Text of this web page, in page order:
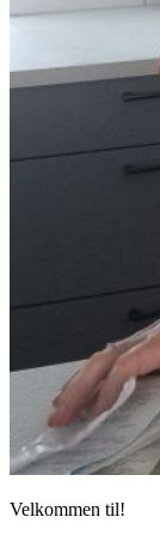
Velkommen til!